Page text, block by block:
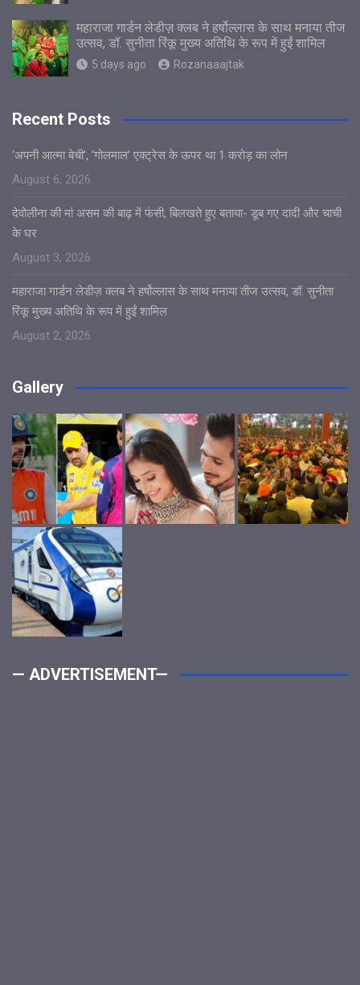
महाराजा गार्डन लेडीज़ क्लब ने हर्षोल्लास के साथ मनाया तीज
उत्सव, डॉ. सुनीता रिंकू मुख्य अतिथि के रूप में हुईं शामिल
5 days ago Rozanaaajtak
Recent Posts
‘अपनी आत्मा बेची’, ‘गोलमाल’ एक्ट्रेस के ऊपर था 1 करोड़ का लोन
August 6, 2026
देवोलीना की मां असम की बाढ़ में फंसी, बिलखते हुए बताया- डूब गए दादी और चाची
के घर
August 3, 2026
महाराजा गार्डन लेडीज़ क्लब ने हर्षोल्लास के साथ मनाया तीज उत्सव, डॉ. सुनीता
रिंकू मुख्य अतिथि के रूप में हुईं शामिल
August 2, 2026
Gallery
— ADVERTISEMENT—